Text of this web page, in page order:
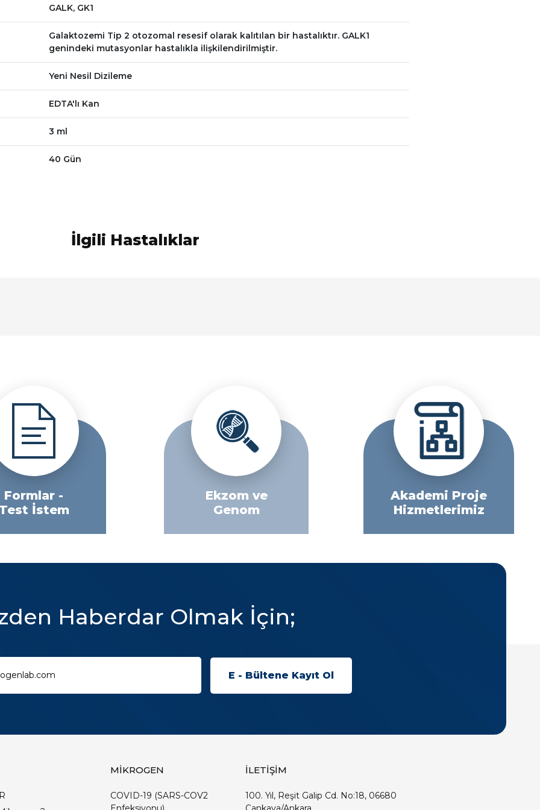
GALK, GK1
Galaktozemi Tip 2 otozomal resesif olarak kalıtılan bir hastalıktır. GALK1
genindeki mutasyonlar hastalıkla ilişkilendirilmiştir.
Yeni Nesil Dizileme
EDTA'lı Kan
3 ml
40 Gün
İlgili Hastalıklar
Formlar -
İstem
Ekzom ve
Genom
Akademi Proje
Hizmetlerimiz
Haberdar Olmak İçin;
MİKROGEN
COVID-19 (SARS-COV2
İLETİŞİM
100. Yıl, Reşit Galip Cd. No:18, 06680